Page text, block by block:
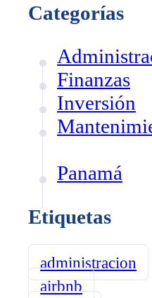
Categorías
Finanzas
Inversión
Panamá
Etiquetas
administracion
airbnb